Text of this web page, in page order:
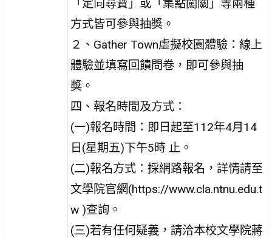
「定向尋寶」或「集點闖關」等兩種
方式皆可參與抽獎。
２、Gather Town虛擬校園體驗：線上
體驗並填寫回饋問卷，即可參與抽
獎。
四、報名時間及方式：
(一)報名時間：即日起至112年4月14
日(星期五)下午5時 止。
(二)報名方式：採網路報名，詳情請至
文學院官網(https://www.cla.ntnu.edu.t
w )查詢。
(三)若有任何疑義，請洽本校文學院蔣